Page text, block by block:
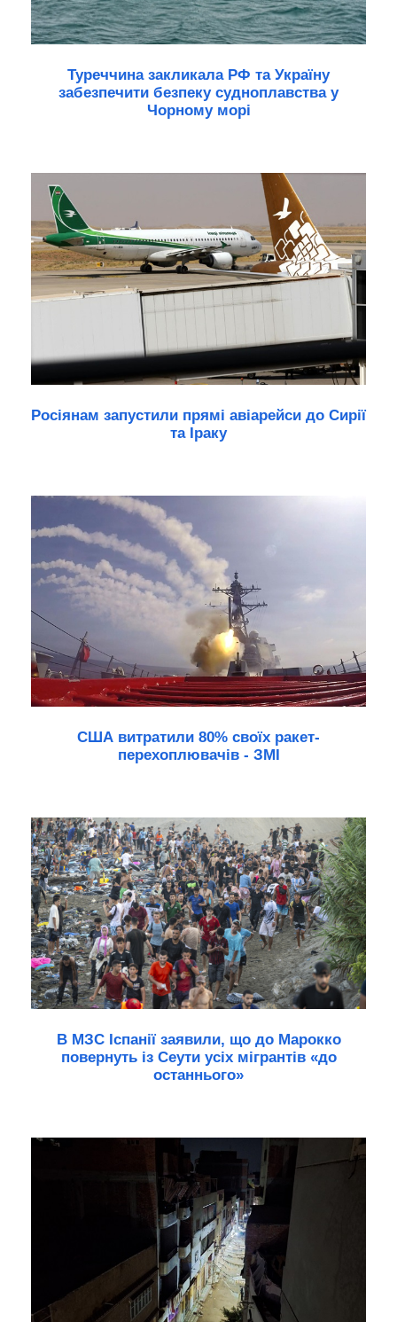
Туреччина закликала РФ та Україну
забезпечити безпеку судноплавства у
Чорному морі
Росіянам запустили прямі авіарейси до Сирії
та Іраку
США витратили 80% своїх ракет-
перехоплювачів - ЗМІ
В МЗС Іспанії заявили, що до Марокко
повернуть із Сеути усіх мігрантів «до
останнього»